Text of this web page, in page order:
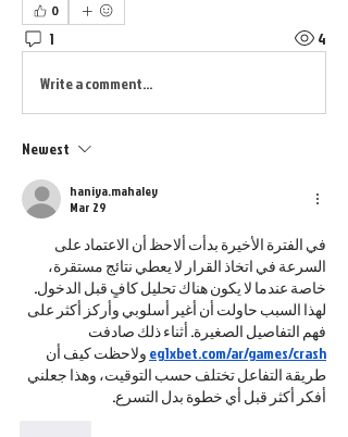
0
1 4
Write a comment...
Newest
haniya.mahaley
Mar 29
فهم التفاصيل الصغيرة. أثناء ذلك صادفت
eg1xbet.com/ar/games/crash
أفكر أكثر قبل أي خطوة بدل التسرع.